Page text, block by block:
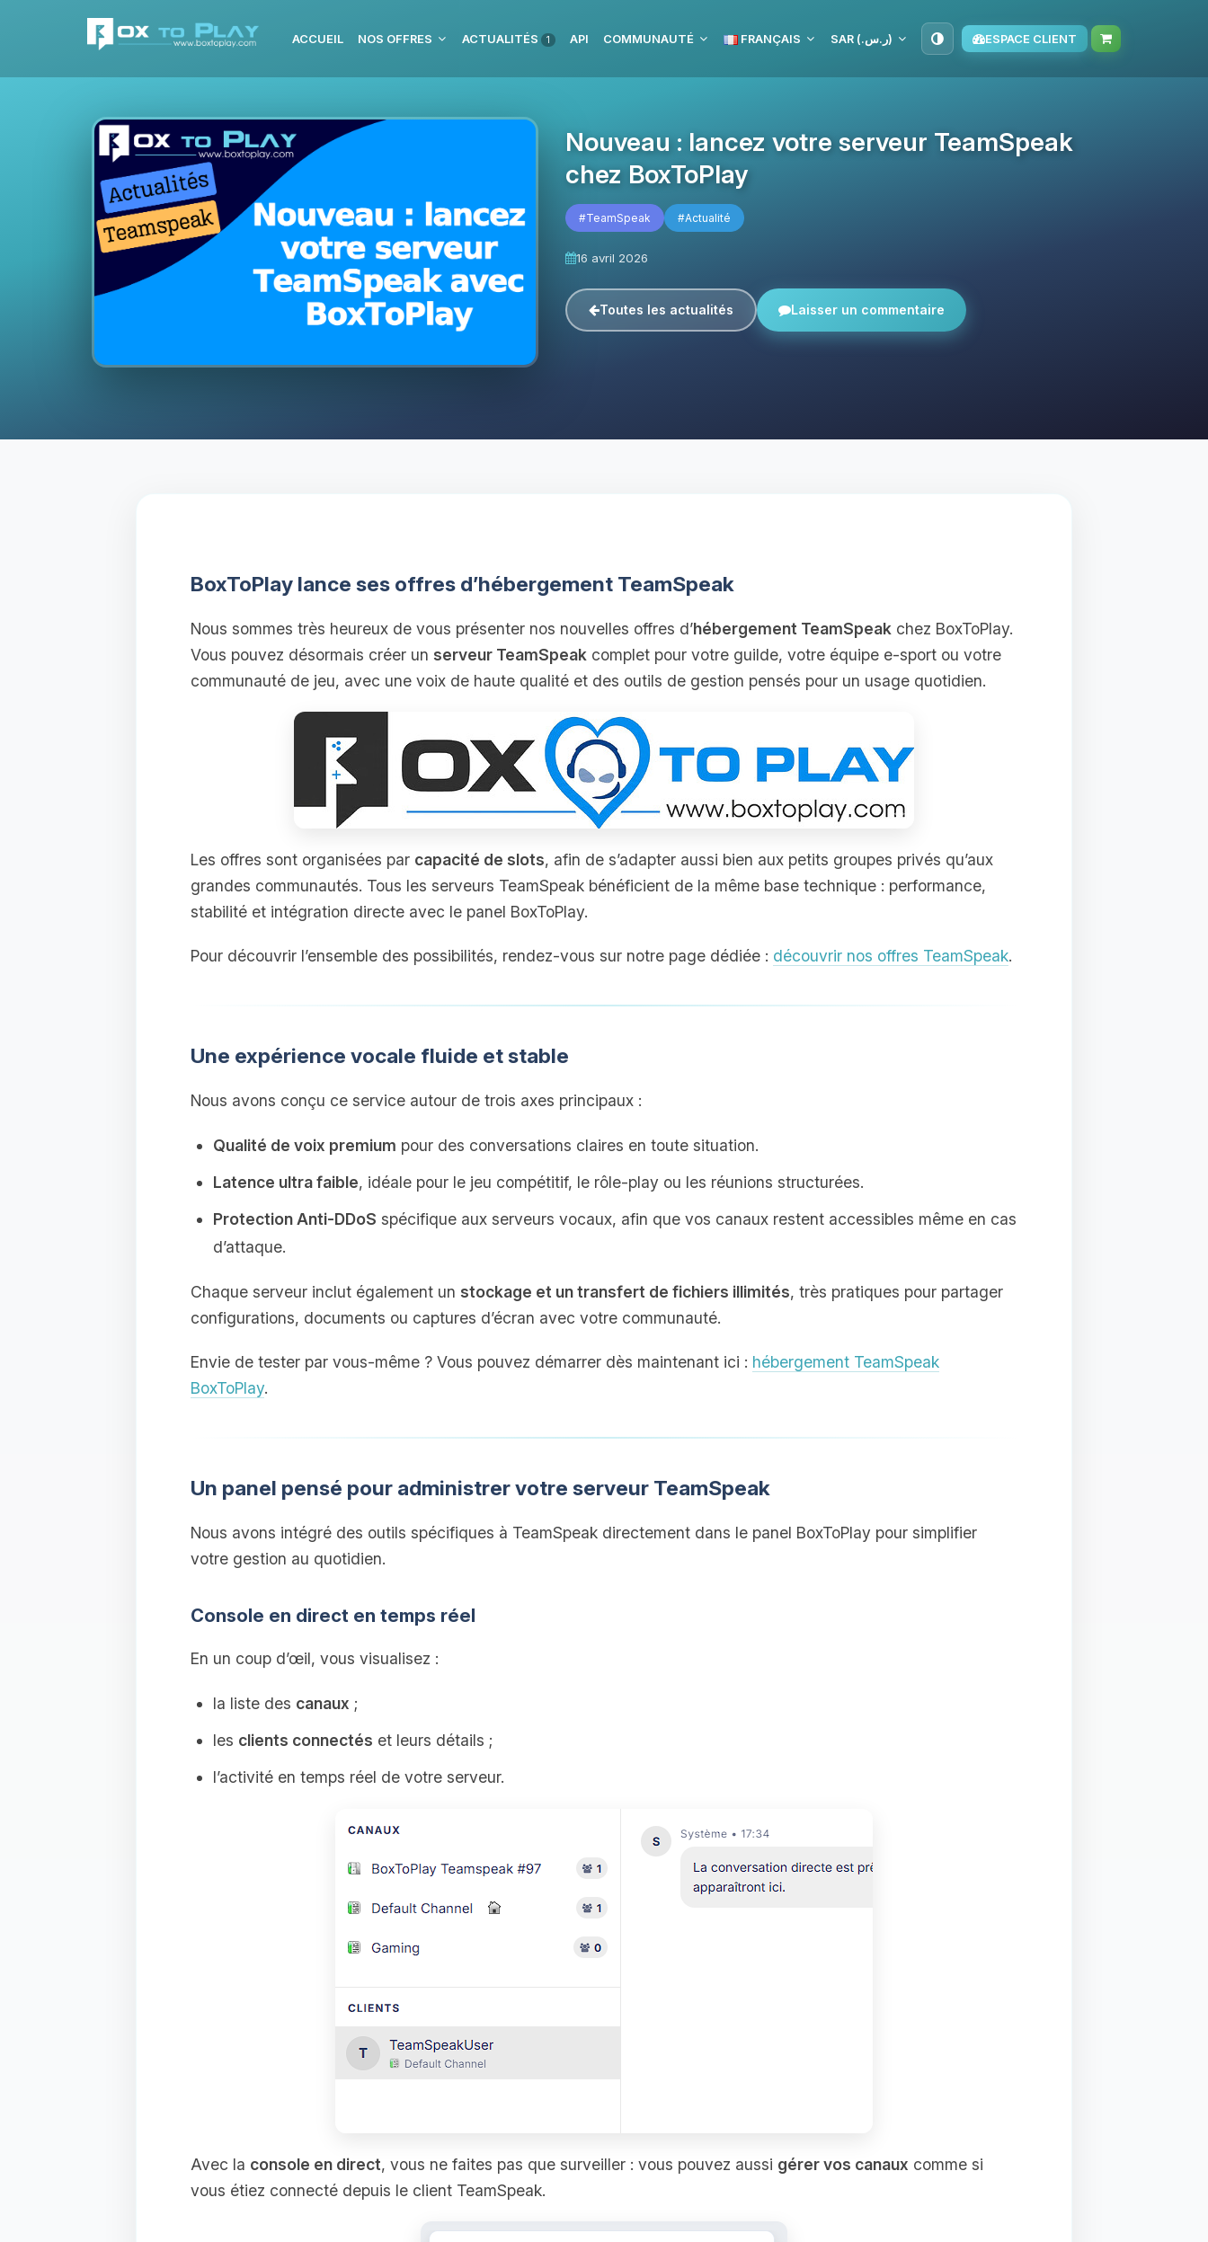
ACCUEIL NOS OFFRES ACTUALITÉS 1 API COMMUNAUTÉ FRANÇAIS SAR (ر.س.‏) ESPACE CLIENT
Nouveau : lancez votre serveur TeamSpeak
chez BoxToPlay
#TeamSpeak #Actualité
16 avril 2026
Toutes les actualités Laisser un commentaire
BoxToPlay lance ses offres d’hébergement TeamSpeak
Nous sommes très heureux de vous présenter nos nouvelles offres d’hébergement TeamSpeakchez BoxToPlay.
Vous pouvez désormais créer un serveur TeamSpeakcomplet pour votre guilde, votre équipe e‑sport ou votre
communauté de jeu, avec une voix de haute qualité et des outils de gestion pensés pour un usage quotidien.
Les offres sont organisées par capacité de slots, afin de s’adapter aussi bien aux petits groupes privés qu’aux
grandes communautés. Tous les serveurs TeamSpeak bénéficient de la même base technique : performance,
stabilité et intégration directe avec le panel BoxToPlay.
Pour découvrir l’ensemble des possibilités, rendez‑vous sur notre page dédiée : découvrir nos offres TeamSpeak.
Une expérience vocale fluide et stable
Nous avons conçu ce service autour de trois axes principaux :
Qualité de voix premium pour des conversations claires en toute situation.
Latence ultra faible, idéale pour le jeu compétitif, le rôle‑play ou les réunions structurées.
Protection Anti‑DDoS spécifique aux serveurs vocaux, afin que vos canaux restent accessibles même en cas
d’attaque.
Chaque serveur inclut également un stockage et un transfert de fichiers illimités, très pratiques pour partager
configurations, documents ou captures d’écran avec votre communauté.
Envie de tester par vous‑même ? Vous pouvez démarrer dès maintenant ici : hébergement TeamSpeak
BoxToPlay.
Un panel pensé pour administrer votre serveur TeamSpeak
Nous avons intégré des outils spécifiques à TeamSpeak directement dans le panel BoxToPlay pour simplifier
votre gestion au quotidien.
Console en direct en temps réel
En un coup d’œil, vous visualisez :
la liste des canaux ;
les clients connectés et leurs détails ;
l’activité en temps réel de votre serveur.
Avec la console en direct, vous ne faites pas que surveiller : vous pouvez aussi gérer vos canaux comme si
vous étiez connecté depuis le client TeamSpeak.